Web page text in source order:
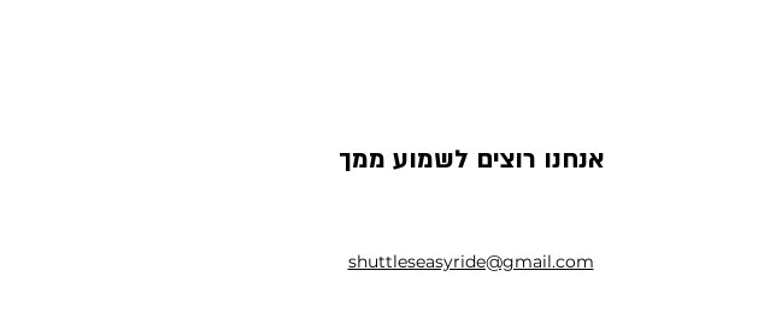
אנחנו רוצים לשמוע ממך
shuttleseasyride@gmail.com